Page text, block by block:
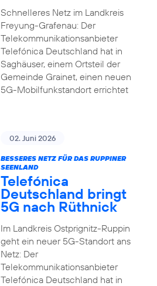
Schnelleres Netz im Landkreis
Freyung-Grafenau: Der
Telekommunikationsanbieter
Telefónica Deutschland hat in
Saghäuser, einem Ortsteil der
Gemeinde Grainet, einen neuen
5G-Mobilfunkstandort errichtet
02. Juni 2026
BESSERES NETZ FÜR DAS RUPPINER
SEENLAND
Telefónica
Deutschland bringt
5G nach Rüthnick
Im Landkreis Ostprignitz-Ruppin
geht ein neuer 5G-Standort ans
Netz: Der
Telekommunikationsanbieter
Telefónica Deutschland hat in